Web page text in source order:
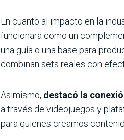
En cuanto al impacto en la
funcionará como un
una guía o una base para
combinan sets reales con
Asimismo, destacó la
a través de videojuegos y
para quienes creamos